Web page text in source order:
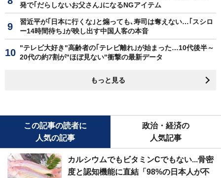
発で｢だらしないお父さん｣になるNGアイテム
習近平が｢日本に行くな｣と煽っても､寿司は奪えない…｢スシロ
ー14時間待ち｣が映し出す中国人客の本音
"テレビ大好き"高齢者の｢テレビ離れ｣が始まった…10代後半～
20代の約7割が"ほぼ見ない"衝撃の最新データ
もっと見る
この記事の読者に
人気の記事
政治・経済の
人気記事
カルシウムでもビタミンCでもない...骨密
度と認知機能に直結「98%の日本人が不